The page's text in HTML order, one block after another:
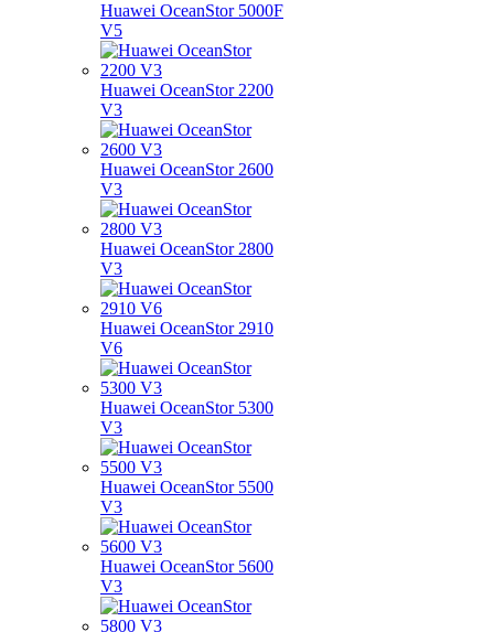
Huawei OceanStor 5000F
V5
Huawei OceanStor 2200
V3
Huawei OceanStor 2600
V3
Huawei OceanStor 2800
V3
Huawei OceanStor 2910
V6
Huawei OceanStor 5300
V3
Huawei OceanStor 5500
V3
Huawei OceanStor 5600
V3